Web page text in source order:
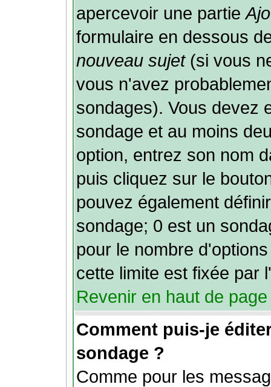
apercevoir une partie
formulaire en dessous
nouveau sujet(si vous
vous n'avez
sondages). Vous devez
sondage et au moins
option, entrez son nom
puis cliquez sur le
pouvez également
sondage; 0 est un
pour le nombre
cette limite est fixée par
Revenir en haut de page
Comment puis-je
sondage ?
Comme pour les